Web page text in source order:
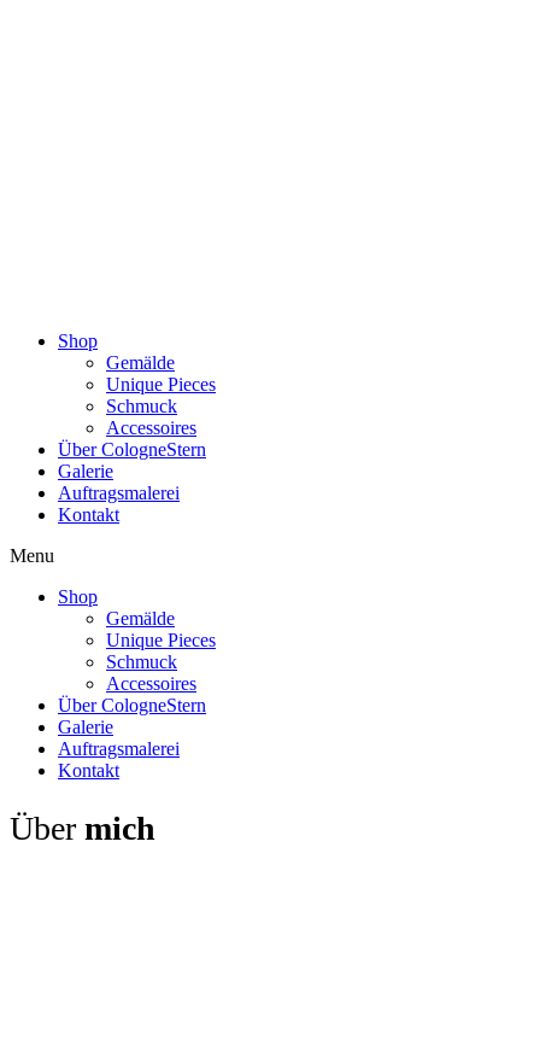
Shop
Gemälde
Unique Pieces
Schmuck
Accessoires
Über CologneStern
Galerie
Auftragsmalerei
Kontakt
Menu
Shop
Gemälde
Unique Pieces
Schmuck
Accessoires
Über CologneStern
Galerie
Auftragsmalerei
Kontakt
Über mich